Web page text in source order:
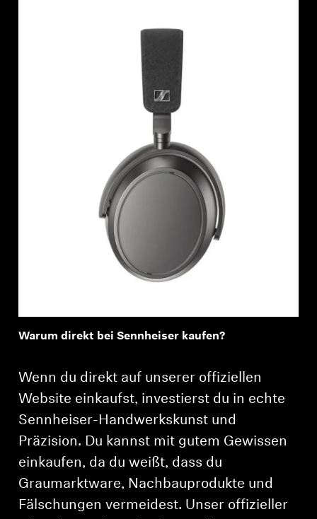
AMBEO Ersatzteile & Zubehör
Professionell
Warum direkt bei Sennheiser kaufen?
Wenn du direkt auf unserer offiziellen
Website einkaufst, investierst du in echte
Sennheiser-Handwerkskunst und
Präzision. Du kannst mit gutem Gewissen
einkaufen, da du weißt, dass du
Graumarktware, Nachbauprodukte und
Fälschungen vermeidest. Unser offizieller